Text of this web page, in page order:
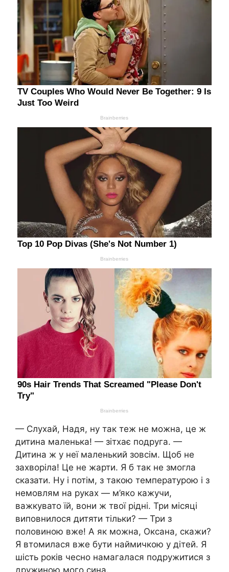
— Слухай, Надя, ну так теж не можна, це ж
дитина маленька! — зітхає подруга. —
Дитина ж у неї маленький зовсім. Щоб не
захворіла! Це не жарти. Я б так не змогла
сказати. Ну і потім, з такою температурою і з
немовлям на руках — м’яко кажучи,
важкувато їй, вони ж твої рідні. Три місяці
виповнилося дитяти тільки? — Три з
половиною вже! А як можна, Оксана, скажи?
Я втомилася вже бути наймичкою у дітей. Я
шість років чесно намагалася подружитися з